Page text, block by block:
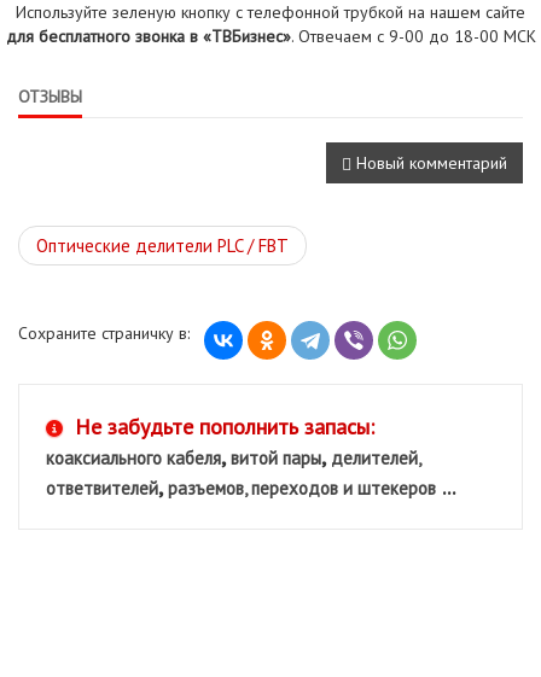
Используйте зеленую кнопку с телефонной трубкой на нашем сайте
для бесплатного звонка в «ТВБизнес». Отвечаем с 9-00 до 18-00 МСК
ОТЗЫВЫ
Новый комментарий
Оптические делители PLC / FBT
Сохраните страничку в:
Не забудьте пополнить запасы:
коаксиального кабеля,витой пары, делителей,
ответвителей,разъемов, переходов и штекеров ...